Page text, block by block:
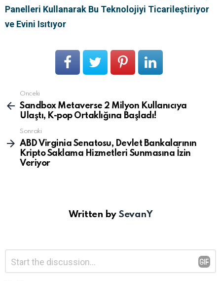
Panelleri Kullanarak Bu Teknolojiyi Ticarileştiriyor
ve Evini Isıtıyor
Devamını
gör
Önceki
Sandbox Metaverse 2 Milyon Kullanıcıya
Ulaştı, K-pop Ortaklığına Başladı!
Sonraki
ABD Virginia Senatosu, Devlet Bankalarının
Kripto Saklama Hizmetleri Sunmasına İzin
Veriyor
Written by SevanY
yanıt
yazın